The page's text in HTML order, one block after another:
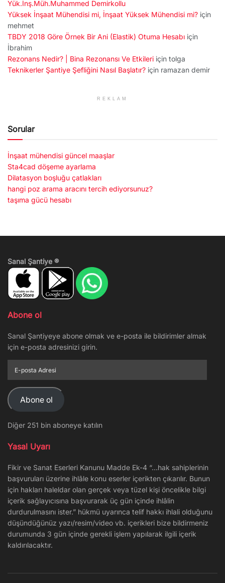
Yük.İnş.Müh.Muhammed Demirkollu
Yüksek İnşaat Mühendisi mi, İnşaat Yüksek Mühendisi mi? için
mehmet
TBDY 2018 Göre Örnek Bir Ani (Elastik) Otuma Hesabı için
İbrahim
Rezonans Nedir? | Bina Rezonansı Ve Etkileri için tolga
Teknikerler Şantiye Şefliğini Nasıl Başlatır? için ramazan demir
REKLAM
Sorular
İnşaat mühendisi güncel maaşlar
Sta4cad döşeme ayarlama
Dilatasyon boşluğu çatlakları
hangi poz arama aracını tercih ediyorsunuz?
taşıma gücü hesabı
Sanal Şantiye ®
Abone ol
Sanal Şantiyeye abone olmak ve e-posta ile bildirimler almak
için e-posta adresinizi girin.
posta
Adresi
Abone ol
Diğer 251 bin aboneye katılın
Yasal Uyarı
Fikir ve Sanat Eserleri Kanunu Madde Ek-4 “…hak sahiplerinin
başvuruları üzerine ihlâle konu eserler içerikten çıkarılır. Bunun
için hakları haleldar olan gerçek veya tüzel kişi öncelikle bilgi
içerik sağlayıcısına başvurarak üç gün içinde ihlâlin
durdurulmasını ister.” hükmü uyarınca telif hakkı ihlali olduğunu
düşündüğünüz yazı/resim/video vb. içerikleri bize bildirmeniz
durumunda 3 gün içinde gerekli işlem yapılarak ilgili içerik
kaldırılacaktır.